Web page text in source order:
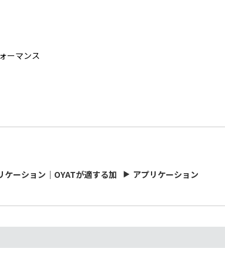
ーマンス
ケーション｜OYATが適する加
アプリケーション